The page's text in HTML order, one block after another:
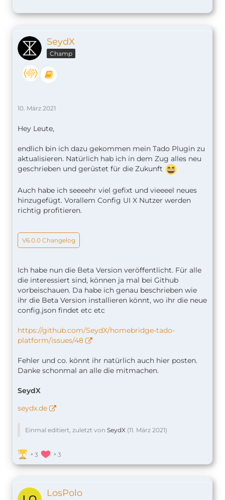
"serial": "VA0901323520",
},
"VA2545490688-5": {
"active": true,
"heatValue": 5,
"coolValue": 5,
"ID": 5,
"zoneType": "HEATING",
"serial": "VA2545490688",
"type": "thermostat"
}
}
],
"id": "config"
SeydX
Champ
10. März 2021
Hey Leute,
endlich bin ich dazu gekommen mein Tado Plugin zu
aktualisieren. Natürlich hab ich in dem Zug alles neu
geschrieben und gerüstet für die Zukunft
Auch habe ich seeeehr viel gefixt und vieeeel neues
hinzugefügt. Vorallem Config UI X Nutzer werden
richtig profitieren.
V6.0.0 Changelog
Ich habe nun die Beta Version veröffentlicht. Für alle
die interessiert sind, können ja mal bei Github
vorbeischauen. Da habe ich genau beschrieben wie
ihr die Beta Version installieren könnt, wo ihr die neue
config.json findet etc etc
https://github.com/SeydX/homebridge-tado-
platform/issues/48
Fehler und co. könnt ihr natürlich auch hier posten.
Danke schonmal an alle die mitmachen.
SeydX
seydx.de
Einmal editiert, zuletzt von SeydX (11. März 2021)
3 3
LosPolo